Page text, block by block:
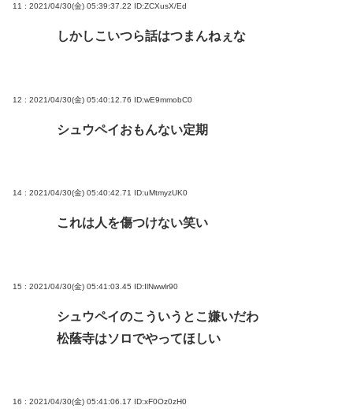
11 : 2021/04/30(金) 05:39:37.22 ID:ZCXusX/Ed
しかしこいつら話はつまんねぇな
12 : 2021/04/30(金) 05:40:12.76 ID:wE9mmobC0
シュウペイおもんない定期
14 : 2021/04/30(金) 05:40:42.71 ID:uMtmyzUK0
これは人を傷つけない笑い
15 : 2021/04/30(金) 05:41:03.45 ID:IlNwwlr90
シュウペイのこういうとこ嫌いだわ
松蔭寺はソロでやってほしい
16 : 2021/04/30(金) 05:41:06.17 ID:xF0Oz0zH0